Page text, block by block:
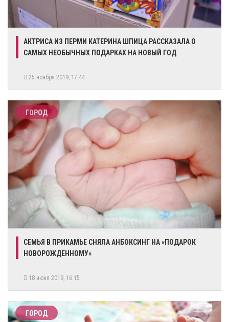
АКТРИСА ИЗ ПЕРМИ КАТЕРИНА ШПИЦА РАССКАЗАЛА О
САМЫХ НЕОБЫЧНЫХ ПОДАРКАХ НА НОВЫЙ ГОД
25 ноября 2019, 17:44
ГОРОД
СЕМЬЯ В ПРИКАМЬЕ СНЯЛА АНБОКСИНГ НА «ПОДАРОК
НОВОРОЖДЕННОМУ»
18 июня 2019, 16:15
ГОРОД